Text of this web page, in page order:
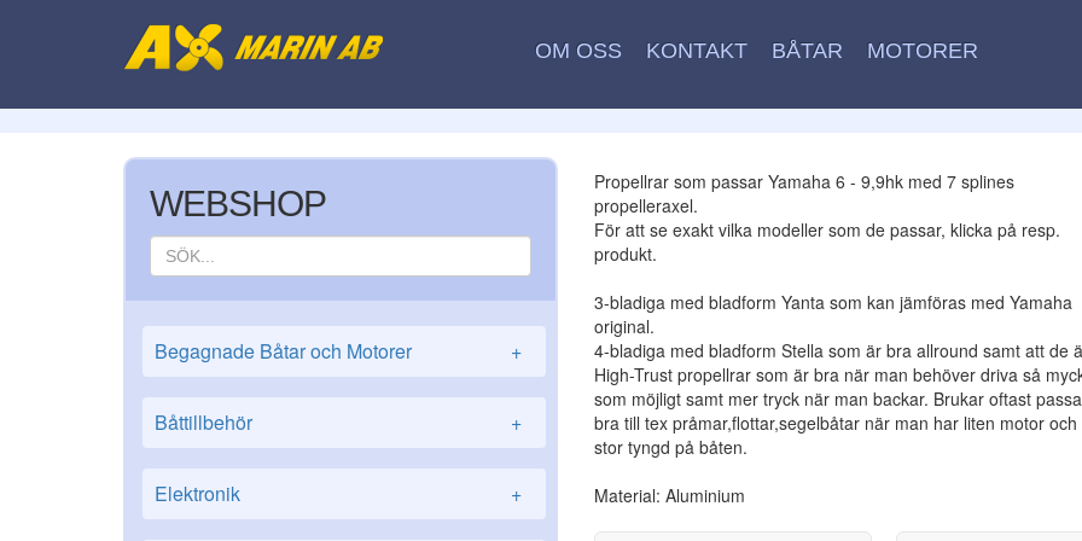
OM OSS KONTAKT BÅTAR MOTORER
WEBSHOP
Begagnade Båtar och Motorer +
Båttillbehör +
Elektronik +
Propellrar som passar Yamaha 6 - 9,9hk med 7 splines
propelleraxel.
För att se exakt vilka modeller som de passar, klicka på resp.
produkt.
3-bladiga med bladform Yanta som kan jämföras med Yamaha
original.
4-bladiga med bladform Stella som är bra allround samt att de
High-Trust propellrar som är bra när man behöver driva så
som möjligt samt mer tryck när man backar. Brukar oftast passa
bra till tex pråmar,flottar,segelbåtar när man har liten motor och
stor tyngd på båten.
Material: Aluminium